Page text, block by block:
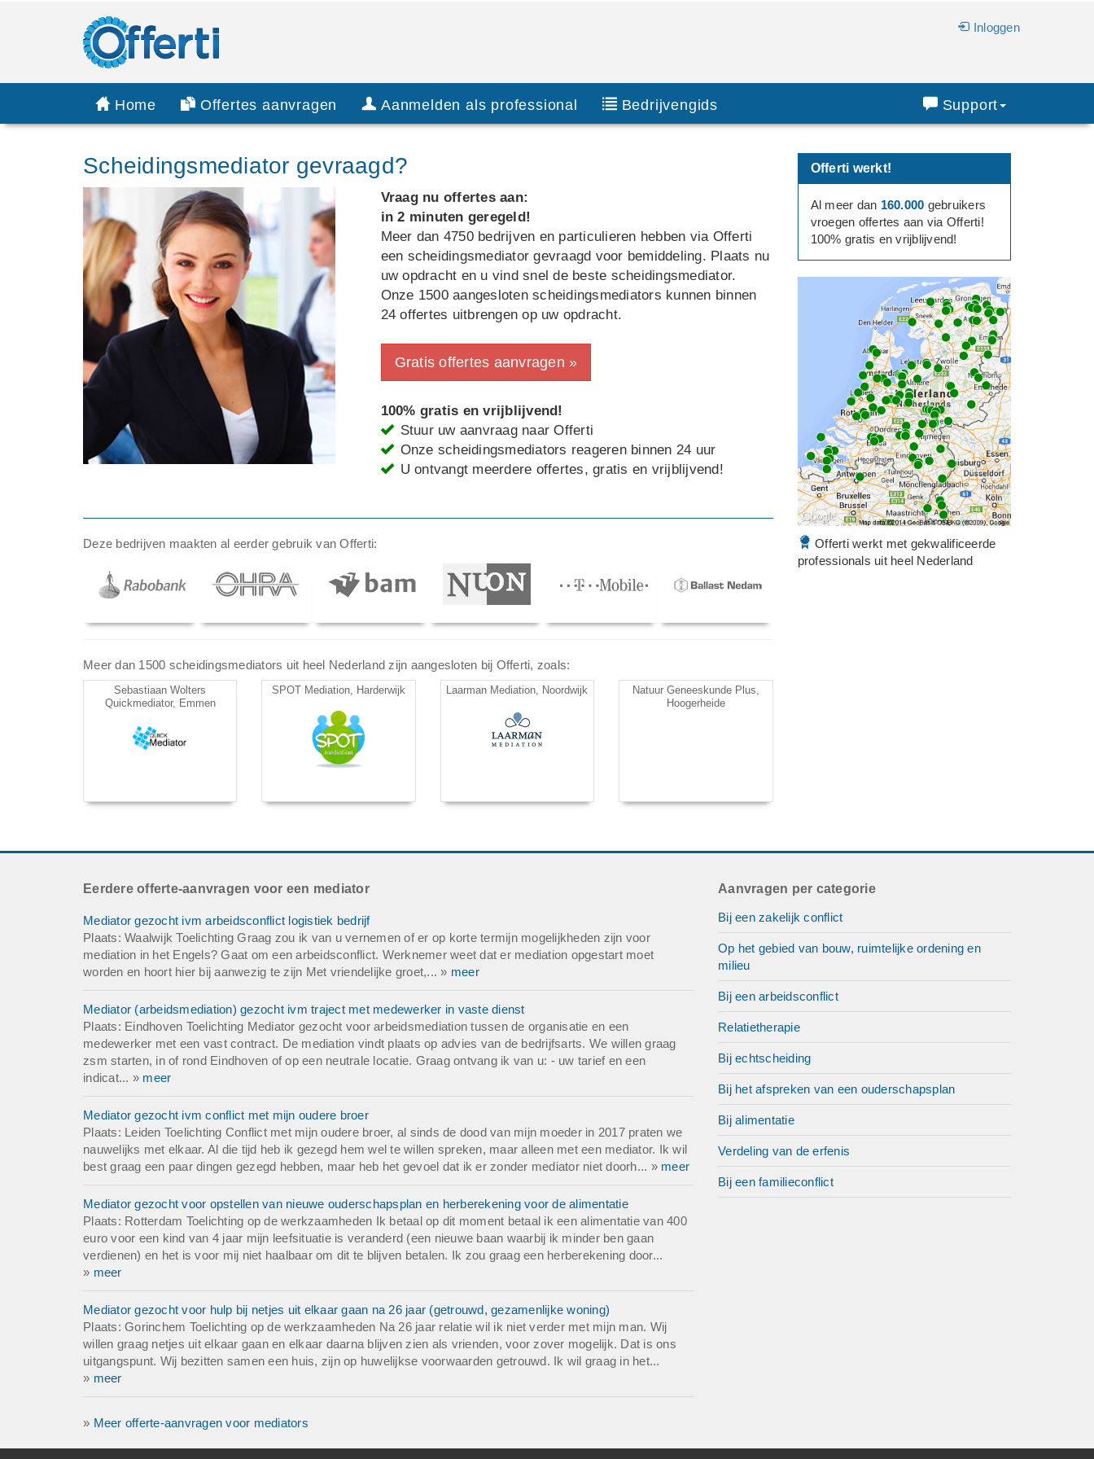
Inloggen
Home Offertes aanvragen Aanmelden als professional Bedrijvengids Support
Scheidingsmediator gevraagd?
Vraag nu offertes aan:
in 2 minuten geregeld!
Meer dan 4750 bedrijven en particulieren hebben via Offerti
een scheidingsmediator gevraagd voor bemiddeling. Plaats nu
uw opdracht en u vind snel de beste scheidingsmediator.
Onze 1500 aangesloten scheidingsmediators kunnen binnen
24 offertes uitbrengen op uw opdracht.
Gratis offertes aanvragen »
100% gratis en vrijblijvend!
Stuur uw aanvraag naar Offerti
Onze scheidingsmediators reageren binnen 24 uur
U ontvangt meerdere offertes, gratis en vrijblijvend!
Deze bedrijven maakten al eerder gebruik van Offerti:
Meer dan 1500 scheidingsmediators uit heel Nederland zijn aangesloten bij Offerti, zoals:
Sebastiaan Wolters
Quickmediator, Emmen
SPOT Mediation, Harderwijk Laarman Mediation, Noordwijk
Natuur Geneeskunde Plus,
Hoogerheide
Offerti werkt!
Al meer dan 160.000 gebruikers
vroegen offertes aan via Offerti!
100% gratis en vrijblijvend!
Offerti werkt met gekwalificeerde
professionals uit heel Nederland
Eerdere offerte-aanvragen voor een mediator
Mediator gezocht ivm arbeidsconflict logistiek bedrijf
Plaats: Waalwijk Toelichting Graag zou ik van u vernemen of er op korte termijn mogelijkheden zijn voor
mediation in het Engels? Gaat om een arbeidsconflict. Werknemer weet dat er mediation opgestart moet
worden en hoort hier bij aanwezig te zijn Met vriendelijke groet,... » meer
Mediator (arbeidsmediation) gezocht ivm traject met medewerker in vaste dienst
Plaats: Eindhoven Toelichting Mediator gezocht voor arbeidsmediation tussen de organisatie en een
medewerker met een vast contract. De mediation vindt plaats op advies van de bedrijfsarts. We willen graag
zsm starten, in of rond Eindhoven of op een neutrale locatie. Graag ontvang ik van u: - uw tarief en een
indicat... » meer
Mediator gezocht ivm conflict met mijn oudere broer
Plaats: Leiden Toelichting Conflict met mijn oudere broer, al sinds de dood van mijn moeder in 2017 praten we
nauwelijks met elkaar. Al die tijd heb ik gezegd hem wel te willen spreken, maar alleen met een mediator. Ik wil
best graag een paar dingen gezegd hebben, maar heb het gevoel dat ik er zonder mediator niet doorh... » meer
Mediator gezocht voor opstellen van nieuwe ouderschapsplan en herberekening voor de alimentatie
Plaats: Rotterdam Toelichting op de werkzaamheden Ik betaal op dit moment betaal ik een alimentatie van 400
euro voor een kind van 4 jaar mijn leefsituatie is veranderd (een nieuwe baan waarbij ik minder ben gaan
verdienen) en het is voor mij niet haalbaar om dit te blijven betalen. Ik zou graag een herberekening door...
» meer
Mediator gezocht voor hulp bij netjes uit elkaar gaan na 26 jaar (getrouwd, gezamenlijke woning)
Plaats: Gorinchem Toelichting op de werkzaamheden Na 26 jaar relatie wil ik niet verder met mijn man. Wij
willen graag netjes uit elkaar gaan en elkaar daarna blijven zien als vrienden, voor zover mogelijk. Dat is ons
uitgangspunt. Wij bezitten samen een huis, zijn op huwelijkse voorwaarden getrouwd. Ik wil graag in het...
» meer
» Meer offerte-aanvragen voor mediators
Aanvragen per categorie
Bij een zakelijk conflict
Op het gebied van bouw, ruimtelijke ordening en
milieu
Bij een arbeidsconflict
Relatietherapie
Bij echtscheiding
Bij het afspreken van een ouderschapsplan
Bij alimentatie
Verdeling van de erfenis
Bij een familieconflict